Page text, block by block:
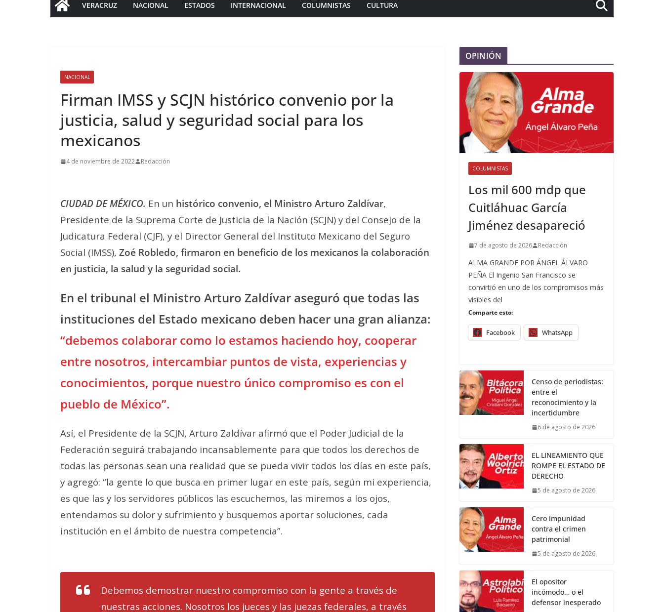
VERACRUZ NACIONAL ESTADOS INTERNACIONAL COLUMNISTAS CULTURA
NACIONAL
Firman IMSS y SCJN histórico convenio por la
justicia, salud y seguridad social para los
mexicanos
4 de noviembre de 2022 Redacción
CIUDAD DE MÉXICO. En un histórico convenio, el Ministro Arturo Zaldívar,
Presidente de la Suprema Corte de Justicia de la Nación (SCJN) y del Consejo de la
Judicatura Federal (CJF), y el Director General del Instituto Mexicano del Seguro
Social (IMSS), Zoé Robledo, firmaron en beneficio de los mexicanos la colaboración
en justicia, la salud y la seguridad social.
En el tribunal el Ministro Arturo Zaldívar aseguró que todas las
instituciones del Estado mexicano deben hacer una gran alianza:
“debemos colaborar como lo estamos haciendo hoy, cooperar
entre nosotros, intercambiar puntos de vista, experiencias y
conocimientos, porque nuestro único compromiso es con el
pueblo de México”.
Así, el Presidente de la SCJN, Arturo Zaldívar afirmó que el Poder Judicial de la
Federación seguirá trabajando incansablemente para que todos los derechos de
todas las personas sean una realidad que se pueda vivir todos los días en este país,
y agregó: “la gente lo que busca en primer lugar en este país, según mi experiencia,
es que las y los servidores públicos las escuchemos, las miremos a los ojos,
entendamos su dolor y sufrimiento y busquemos aportar soluciones, cada
institución en el ámbito de nuestra competencia”.
Debemos demostrar nuestro compromiso con la gente a través de
nuestras acciones. Nosotros los jueces y las juezas federales, a través
OPINIÓN
COLUMNISTAS
Los mil 600 mdp que
Cuitláhuac García
Jiménez desapareció
7 de agosto de 2026 Redacción
ALMA GRANDE POR ÁNGEL ÁLVARO
PEÑA El Ingenio San Francisco se
convirtió en uno de los compromisos más
visibles del
Comparte esto:
Facebook WhatsApp
Censo de periodistas:
entre el
reconocimiento y la
incertidumbre
6 de agosto de 2026
EL LINEAMIENTO QUE
ROMPE EL ESTADO DE
DERECHO
5 de agosto de 2026
Cero impunidad
contra el crimen
patrimonial
5 de agosto de 2026
El opositor
incómodo… o el
defensor inesperado